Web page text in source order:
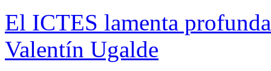
El ICTES lamenta
Valentín Ugalde